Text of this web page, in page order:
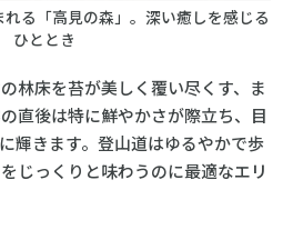
る「高見の森」。深い癒しを感じる
ひととき
林床を苔が美しく覆い尽くす、ま
直後は特に鮮やかさが際立ち、目
輝きます。登山道はゆるやかで歩
じっくりと味わうのに最適なエリ